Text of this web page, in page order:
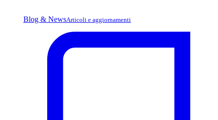
Blog & NewsArticoli e aggiornamenti